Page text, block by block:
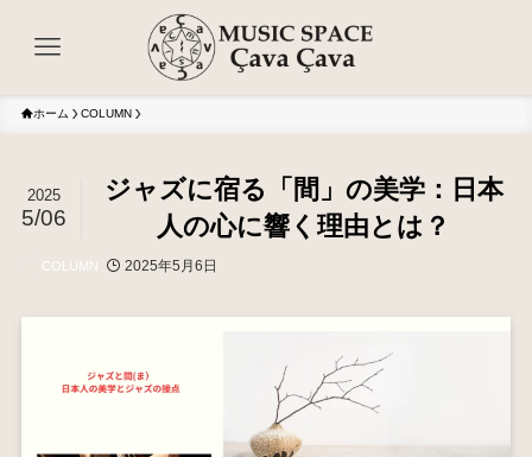
ホーム COLUMN
ジャズに宿る「間」の美学：日本
人の心に響く理由とは？
2025
5/06
COLUMN 2025年5月6日